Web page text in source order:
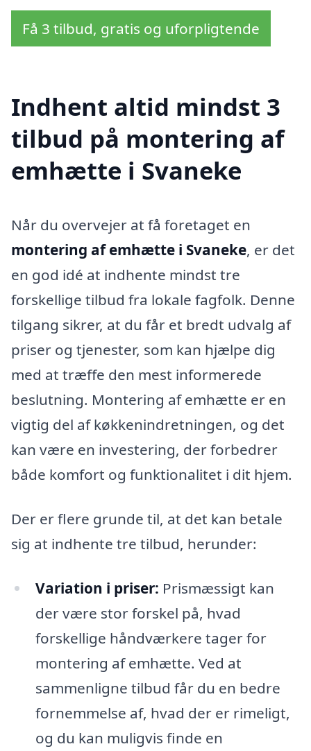
Få 3 tilbud, gratis og uforpligtende
Indhent altid mindst 3
tilbud på montering af
emhætte i Svaneke
Når du overvejer at få foretaget en
montering af emhætte i Svaneke, er det
en god idé at indhente mindst tre
forskellige tilbud fra lokale fagfolk. Denne
tilgang sikrer, at du får et bredt udvalg af
priser og tjenester, som kan hjælpe dig
med at træffe den mest informerede
beslutning. Montering af emhætte er en
vigtig del af køkkenindretningen, og det
kan være en investering, der forbedrer
både komfort og funktionalitet i dit hjem.
Der er flere grunde til, at det kan betale
sig at indhente tre tilbud, herunder:
Variation i priser: Prismæssigt kan
der være stor forskel på, hvad
forskellige håndværkere tager for
montering af emhætte. Ved at
sammenligne tilbud får du en bedre
fornemmelse af, hvad der er rimeligt,
og du kan muligvis finde en